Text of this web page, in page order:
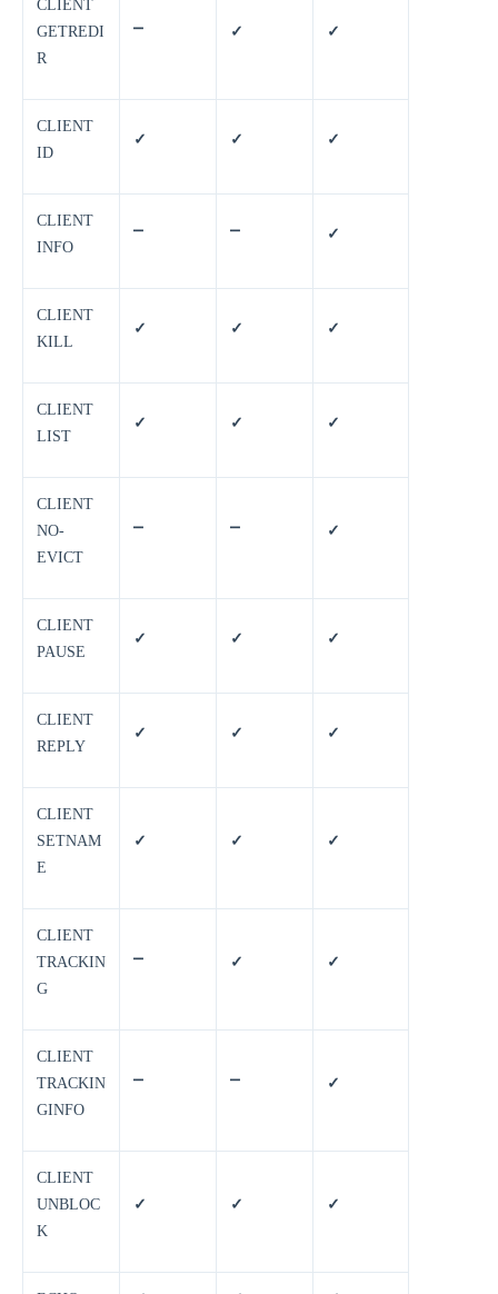
CLIENT
GETREDI
R
⎻ ✓ ✓
CLIENT
ID
✓ ✓ ✓
CLIENT
INFO
⎻ ⎻ ✓
CLIENT
KILL
✓ ✓ ✓
CLIENT
LIST
✓ ✓ ✓
CLIENT
NO-
EVICT
⎻ ⎻ ✓
CLIENT
PAUSE
✓ ✓ ✓
CLIENT
REPLY
✓ ✓ ✓
CLIENT
SETNAM
E
✓ ✓ ✓
CLIENT
TRACKIN
G
⎻ ✓ ✓
CLIENT
TRACKIN
GINFO
⎻ ⎻ ✓
CLIENT
UNBLOC
K
✓ ✓ ✓